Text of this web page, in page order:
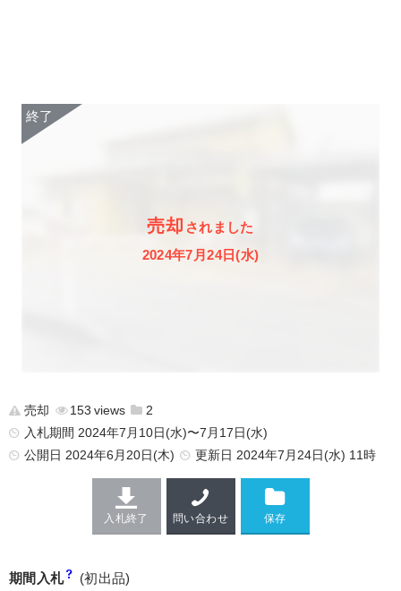
売却 されました
2024年7月24日(水)
売却 153
2
入札期間 2024年7月10日(水)〜7月17日(水)
公開日 2024年6月20日(木) 更新日 2024年7月24日(水) 11時
入札終了 問い合わせ
期間入札 (初出品)